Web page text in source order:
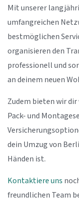
Mit unserer
umfangreichen
bestmöglichen
organisieren den
professionell und
an deinem neuen
Zudem bieten wir
Pack- und
dein Umzug von
Händen ist.
Kontaktiere uns
freundlichen Team